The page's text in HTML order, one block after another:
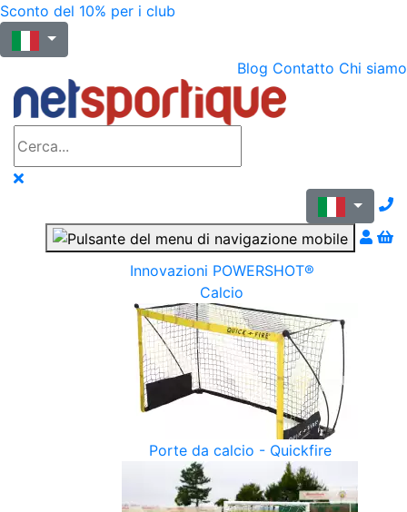
Sconto del 10% per i club
Blog Contatto Chi siamo
Innovazioni POWERSHOT®
Calcio
Porte da calcio - Quickfire